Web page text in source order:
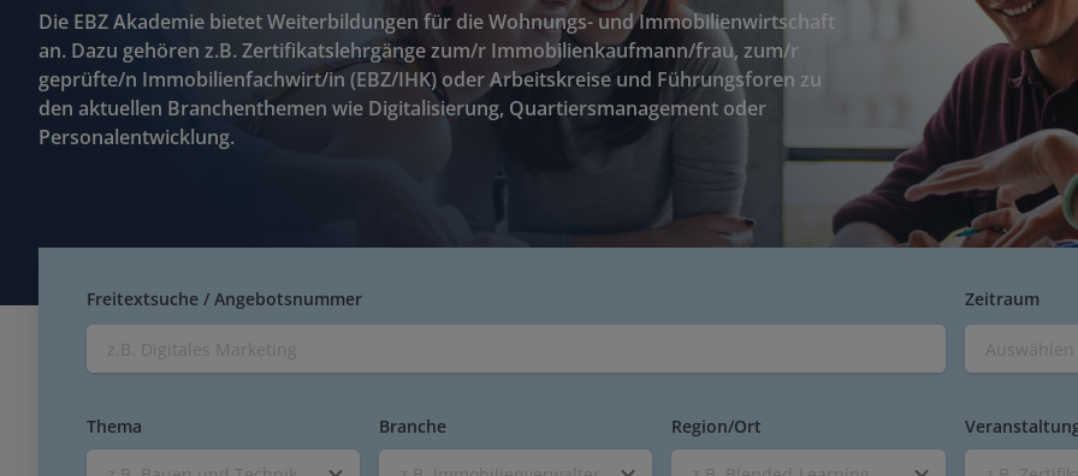
Die EBZ Akademie bietet Weiterbildungen für die Wohnungs- und Immobilienwirtschaft
an. Dazu gehören z.B. Zertifikatslehrgänge zum/r Immobilienkaufmann/frau, zum/r
geprüfte/n Immobilienfachwirt/in (EBZ/IHK) oder Arbeitskreise und Führungsforen zu
den aktuellen Branchenthemen wie Digitalisierung, Quartiersmanagement oder
Personalentwicklung.
Freitextsuche / Angebotsnummer Zeitraum
Thema Branche Region/Ort